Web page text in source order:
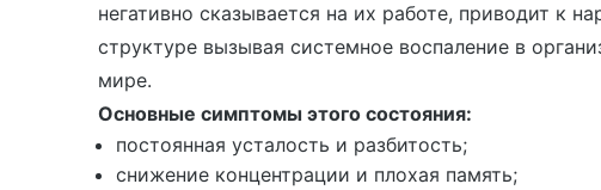
негативно сказывается на их работе, приводит к
структуре вызывая системное воспаление в
мире.
Основные симптомы этого состояния:
постоянная усталость и разбитость;
снижение концентрации и плохая память;